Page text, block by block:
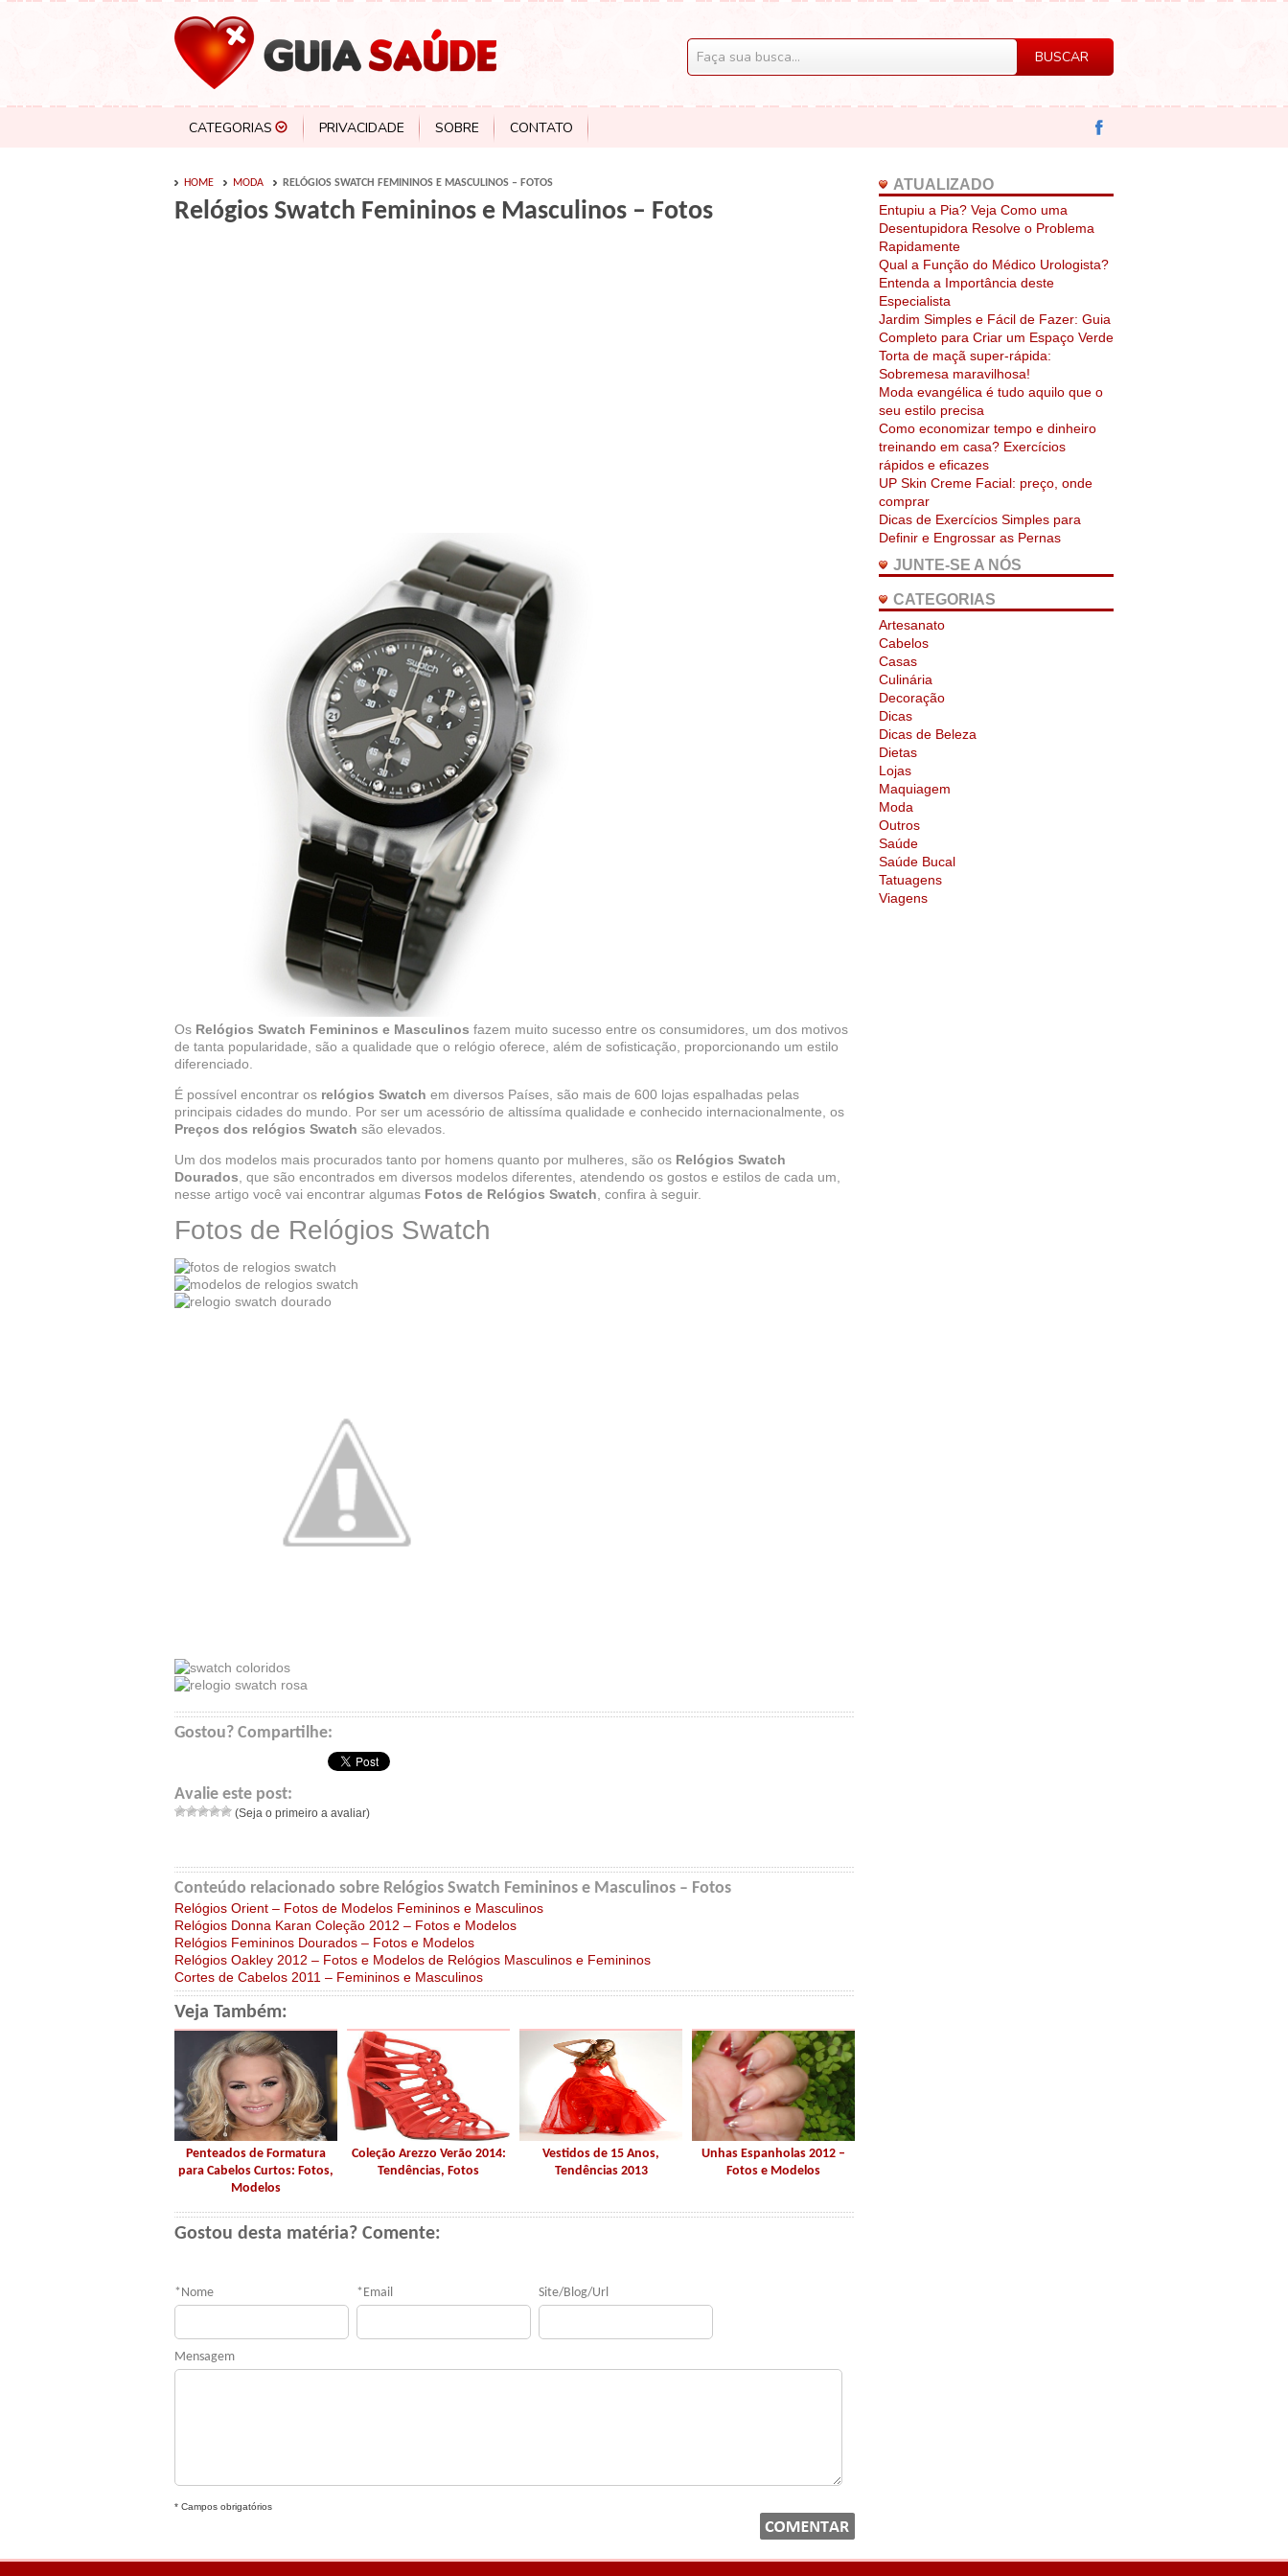
CATEGORIAS PRIVACIDADE SOBRE CONTATO
HOME MODA RELÓGIOS SWATCH FEMININOS E MASCULINOS – FOTOS
Relógios Swatch Femininos e Masculinos – Fotos
Os Relógios Swatch Femininos e Masculinos fazem muito sucesso entre os consumidores, um dos motivos
de tanta popularidade, são a qualidade que o relógio oferece, além de sofisticação, proporcionando um estilo
diferenciado.
É possível encontrar os relógios Swatch em diversos Países, são mais de 600 lojas espalhadas pelas
principais cidades do mundo. Por ser um acessório de altissíma qualidade e conhecido internacionalmente, os
Preços dos relógios Swatch são elevados.
Um dos modelos mais procurados tanto por homens quanto por mulheres, são os Relógios Swatch
Dourados , que são encontrados em diversos modelos diferentes, atendendo os gostos e estilos de cada um,
nesse artigo você vai encontrar algumas Fotos de Relógios Swatch , confira à seguir.
Fotos de Relógios Swatch
Gostou? Compartilhe:
Avalie este post:
(Seja o primeiro a avaliar)
Conteúdo relacionado sobre Relógios Swatch Femininos e Masculinos – Fotos
Relógios Orient – Fotos de Modelos Femininos e Masculinos
Relógios Donna Karan Coleção 2012 – Fotos e Modelos
Relógios Femininos Dourados – Fotos e Modelos
Relógios Oakley 2012 – Fotos e Modelos de Relógios Masculinos e Femininos
Cortes de Cabelos 2011 – Femininos e Masculinos
Veja Também:
Penteados de Formatura
para Cabelos Curtos: Fotos,
Modelos
Coleção Arezzo Verão 2014:
Tendências, Fotos
Vestidos de 15 Anos,
Tendências 2013
Unhas Espanholas 2012 –
Fotos e Modelos
Gostou desta matéria? Comente:
* Nome * Email Site/Blog/Url
Mensagem
* Campos obrigatórios
ATUALIZADO
Entupiu a Pia? Veja Como uma
Desentupidora Resolve o Problema
Rapidamente
Qual a Função do Médico Urologista?
Entenda a Importância deste
Especialista
Jardim Simples e Fácil de Fazer: Guia
Completo para Criar um Espaço Verde
Torta de maçã super-rápida:
Sobremesa maravilhosa!
Moda evangélica é tudo aquilo que o
seu estilo precisa
Como economizar tempo e dinheiro
treinando em casa? Exercícios
rápidos e eficazes
UP Skin Creme Facial: preço, onde
comprar
Dicas de Exercícios Simples para
Definir e Engrossar as Pernas
JUNTE-SE A NÓS
CATEGORIAS
Artesanato
Cabelos
Casas
Culinária
Decoração
Dicas
Dicas de Beleza
Dietas
Lojas
Maquiagem
Moda
Outros
Saúde
Saúde Bucal
Tatuagens
Viagens